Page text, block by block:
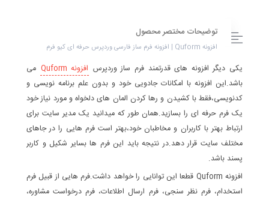
توضیحات مختصر محصول
افزونه Quform | افزونه فرم ساز فارسی وردپرس حرفه ای کیو فرم
یکی دیگر افزونه های قدرتمند فرم ساز وردپرس افزونه Quform
می
باشد.این افزونه با امکانات جادویی خود و بدون علم برنامه نویسی و
کدنویسی،فقط با کشیدن و رها کردن المان های دلخواه و مورد نیاز خود
یک فرم حرفه ای را بسازید.همان طور که میدانید یک مدیر سایت برای
ارتباط بهتر با کاربران و مخاطبان خود،بهتر است فرم هایی را در جاهای
مختلف سایت قرار دهد.در نتیجه باید این فرم ها بسایر شکیل و کاربر
پسند باشد.
افزونه Quform قطعا این توانایی را خواهد داشت.فرم هایی از قبیل فرم
استخدام، فرم نظر سنجی، فرم ارسال اطلاعات، فرم درخواست مشاوره،